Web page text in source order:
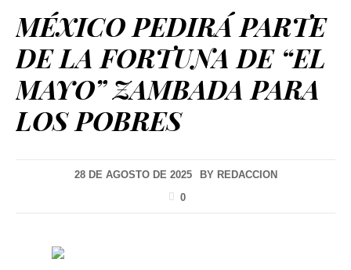
MÉXICO PEDIRÁ PARTE
DE LA FORTUNA DE “EL
MAYO” ZAMBADA PARA
LOS POBRES
28 DE AGOSTO DE 2025 BY REDACCION
0